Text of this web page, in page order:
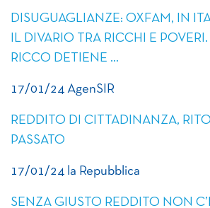
DISUGUAGLIANZE: OXFAM, IN
IL DIVARIO TRA RICCHI E POVERI.
RICCO DETIENE …
17/01/24 AgenSIR
REDDITO DI CITTADINANZA,
PASSATO
17/01/24 la Repubblica
SENZA GIUSTO REDDITO NON